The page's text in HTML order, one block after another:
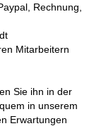
Rechnung,
Mitarbeitern
Sie ihn in der
in unserem
Erwartungen